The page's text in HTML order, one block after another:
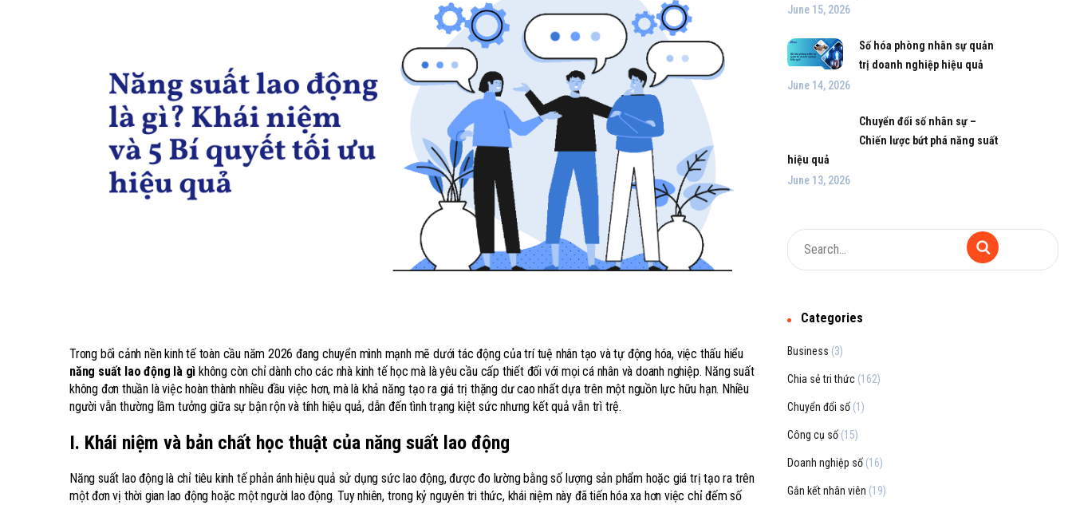
Trong bối cảnh nền kinh tế toàn cầu năm 2026 đang chuyển mình mạnh mẽ dưới tác động của trí tuệ nhân tạo và tự động hóa, việc thấu hiểu
năng suất lao động là gì không còn chỉ dành cho các nhà kinh tế học mà là yêu cầu cấp thiết đối với mọi cá nhân và doanh nghiệp. Năng suất
không đơn thuần là việc hoàn thành nhiều đầu việc hơn, mà là khả năng tạo ra giá trị thặng dư cao nhất dựa trên một nguồn lực hữu hạn. Nhiều
người vẫn thường lầm tưởng giữa sự bận rộn và tính hiệu quả, dẫn đến tình trạng kiệt sức nhưng kết quả vẫn trì trệ.
I. Khái niệm và bản chất học thuật của năng suất lao động
Năng suất lao động là chỉ tiêu kinh tế phản ánh hiệu quả sử dụng sức lao động, được đo lường bằng số lượng sản phẩm hoặc giá trị tạo ra trên
một đơn vị thời gian lao động hoặc một người lao động. Tuy nhiên, trong kỷ nguyên tri thức, khái niệm này đã tiến hóa xa hơn việc chỉ đếm số
June 15, 2026
Số hóa phòng nhân sự quản
trị doanh nghiệp hiệu quả
June 14, 2026
Chuyển đổi số nhân sự –
Chiến lược bứt phá năng suất
hiệu quả
June 13, 2026
Categories
Business (3)
Chia sẻ tri thức (162)
Chuyển đổi số (1)
Công cụ số (15)
Doanh nghiệp số (16)
Gắn kết nhân viên (19)